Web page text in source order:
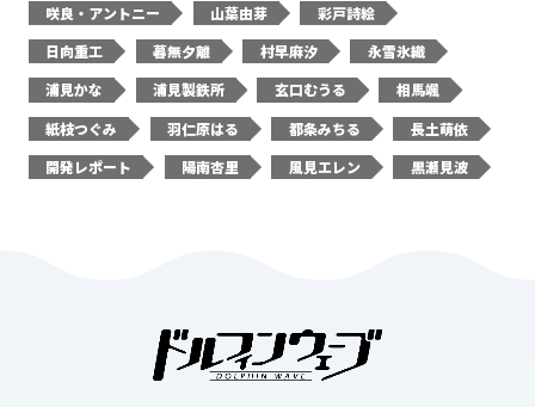
咲良・アントニー
山葉由芽
彩戸詩絵
日向重工
暮無夕離 村早麻汐
永雪氷織
浦見かな
浦見製鉄所 玄口むうる
相馬颯
紙枝つぐみ
羽仁原はる 都条みちる
長土萌依
開発レポート
陽南杏里 風見エレン 黒瀬見波